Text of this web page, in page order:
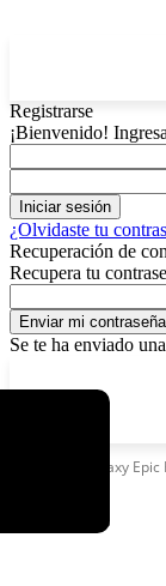
Registrarse
¡Bienvenido!
¿Olvidaste tu
Recuperación de
Recupera tu
Se te ha enviado
Galaxy